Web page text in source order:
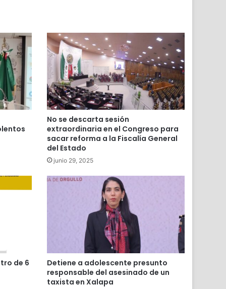
No se descarta sesión
extraordinaria en el Congreso para
sacar reforma a la Fiscalía General
del Estado
junio 29, 2025
de 6
Detiene a adolescente presunto
responsable del asesinado de un
taxista en Xalapa